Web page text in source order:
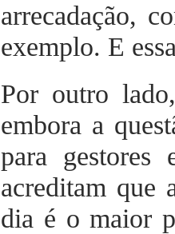
arrecadação,
exemplo. E
Por outro
embora a
para gestores
acreditam que
dia é o maior